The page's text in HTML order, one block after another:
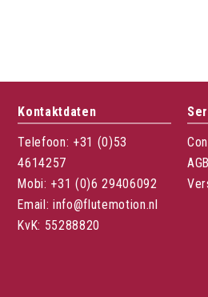
Kontaktdaten
Telefoon: +31 (0)53
4614257
Mobi: +31 (0)6 29406092
Email: info@flutemotion.nl
KvK: 55288820
AGB